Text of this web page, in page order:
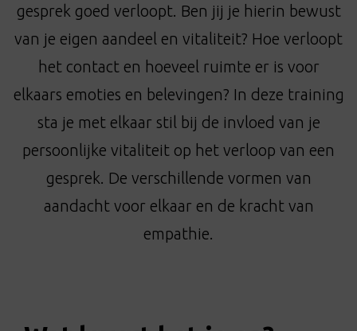
a
n
gesprek goed verloopt. Ben jij je hierin bewust
van je eigen aandeel en vitaliteit? Hoe verloopt
het contact en hoeveel ruimte er is voor
elkaars emoties en belevingen? In deze training
sta je met elkaar stil bij de invloed van je
persoonlijke vitaliteit op het verloop van een
gesprek. De verschillende vormen van
aandacht voor elkaar en de kracht van
empathie.